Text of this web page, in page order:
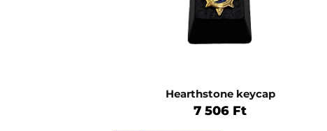
Hearthstone keycap
7 506 Ft